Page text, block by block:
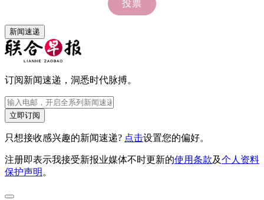
新闻速递
订阅新闻速递，洞悉时代脉搏。
立即订阅
只想接收感兴趣的新闻速递? 点击设置您的偏好。
注册即表示我接受新报业媒体不时更新的使用条款及个人资料
保护声明 。